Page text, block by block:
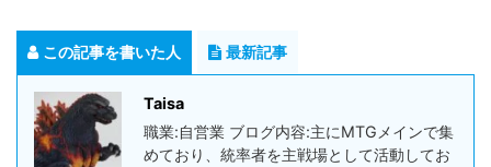
この記事を書いた人 最新記事
Taisa
職業:自営業 ブログ内容:主にMTGメインで集
めており、統率者を主戦場として活動してお